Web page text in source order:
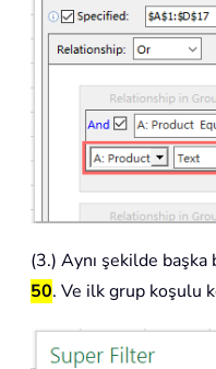
(3.) Aynı şekilde
50. Ve ilk grup koşulu